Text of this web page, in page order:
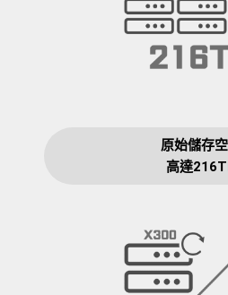
原始儲存
高達